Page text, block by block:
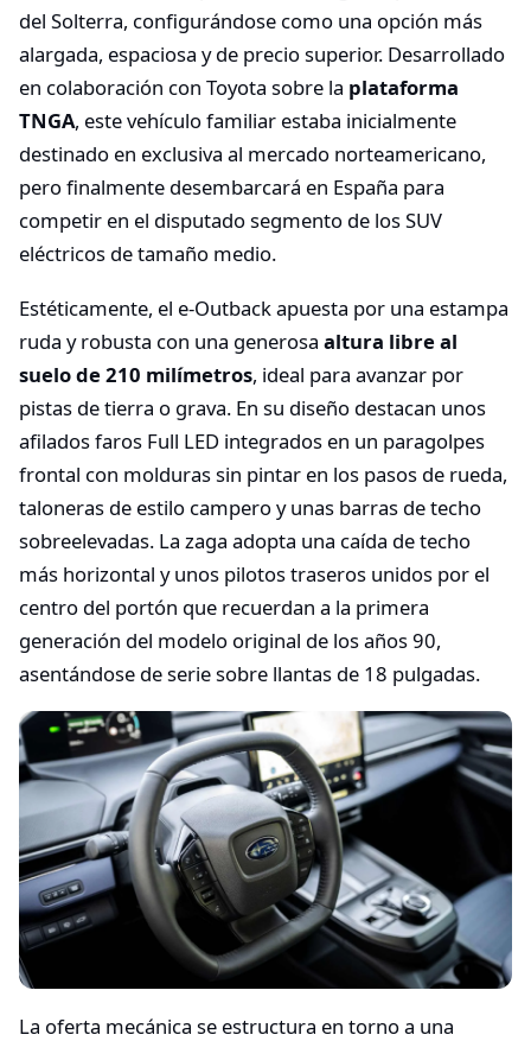
del Solterra, configurándose como una opción más
alargada, espaciosa y de precio superior. Desarrollado
en colaboración con Toyota sobre la plataforma
TNGA, este vehículo familiar estaba inicialmente
destinado en exclusiva al mercado norteamericano,
pero finalmente desembarcará en España para
competir en el disputado segmento de los SUV
eléctricos de tamaño medio.
Estéticamente, el e-Outback apuesta por una estampa
ruda y robusta con una generosa altura libre al
suelo de 210 milímetros, ideal para avanzar por
pistas de tierra o grava. En su diseño destacan unos
afilados faros Full LED integrados en un paragolpes
frontal con molduras sin pintar en los pasos de rueda,
taloneras de estilo campero y unas barras de techo
sobreelevadas. La zaga adopta una caída de techo
más horizontal y unos pilotos traseros unidos por el
centro del portón que recuerdan a la primera
generación del modelo original de los años 90,
asentándose de serie sobre llantas de 18 pulgadas.
La oferta mecánica se estructura en torno a una